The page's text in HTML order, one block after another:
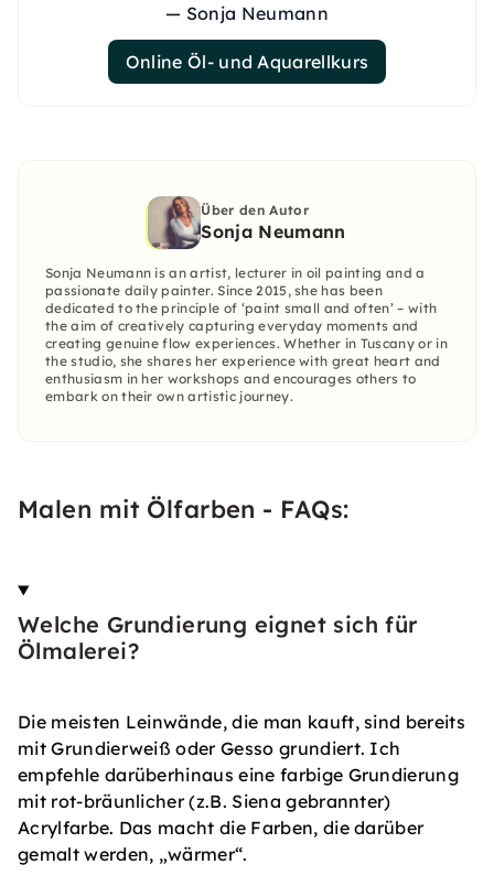
— Sonja Neumann
Online Öl- und Aquarellkurs
Über den Autor
Sonja Neumann
Sonja Neumann is an artist, lecturer in oil painting and a
passionate daily painter. Since 2015, she has been
dedicated to the principle of ‘paint small and often’ – with
the aim of creatively capturing everyday moments and
creating genuine flow experiences. Whether in Tuscany or in
the studio, she shares her experience with great heart and
enthusiasm in her workshops and encourages others to
embark on their own artistic journey.
Malen mit Ölfarben - FAQs:
Welche Grundierung eignet sich für
Ölmalerei?
Die meisten Leinwände, die man kauft, sind bereits
mit Grundierweiß oder Gesso grundiert. Ich
empfehle darüberhinaus eine farbige Grundierung
mit rot-bräunlicher (z.B. Siena gebrannter)
Acrylfarbe. Das macht die Farben, die darüber
gemalt werden, „wärmer“.